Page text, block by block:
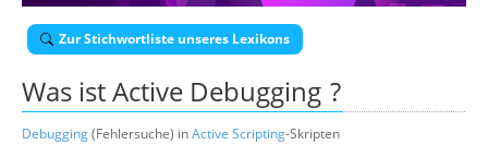
Über uns
Zur Stichwortliste unseres Lexikons
Was istActive Debugging ?
Debugging(Fehlersuche) inActive Scripting-Skripten